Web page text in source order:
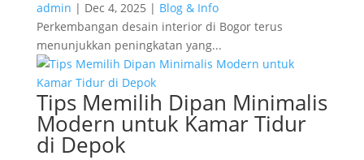
admin | Dec 4, 2025 | Blog & Info
Perkembangan desain interior di Bogor terus
menunjukkan peningkatan yang...
Tips Memilih Dipan Minimalis
Modern untuk Kamar Tidur
di Depok